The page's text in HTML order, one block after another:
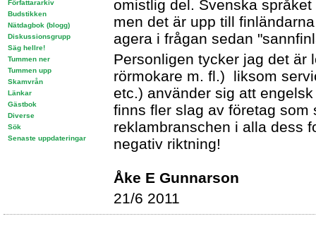
Författararkiv
Budstikken
Nätdagbok (blogg)
Diskussionsgrupp
Säg hellre!
Tummen ner
Tummen upp
Skamvrån
Länkar
Gästbok
Diverse
Sök
Senaste uppdateringar
omistlig del. Svenska
men det är upp till
agera i frågan sedan
Personligen tycker jag det är
rörmokare m. fl.) liksom
etc.) använder sig att
finns fler slag av företag som
reklambranschen i alla dess
negativ riktning!
Åke E Gunnarson
21/6 2011